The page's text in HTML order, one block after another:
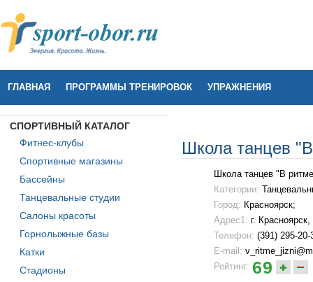
ГЛАВНАЯ ПРОГРАММЫ ТРЕНИРОВОК УПРАЖНЕНИЯ
СПОРТИВНЫЙ КАТАЛОГ
Фитнес-клубы
Спортивные магазины
Бассейны
Танцевальные студии
Салоны красоты
Горнолыжные базы
Катки
Стадионы
Школа танцев
Школа танцев "В
Категории:
Город: Красноярск;
Адрес1: г.
Телефон: (391) 295-20-
E-mail:
Рейтинг: 69